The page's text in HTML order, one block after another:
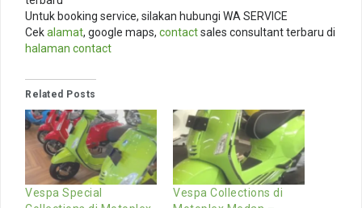
Untuk booking service, silakan hubungi WA SERVICE
Cekalamat, google maps, contactsales consultant terbaru di
halaman contact
Related Posts
Vespa Special
Vespa Collections di